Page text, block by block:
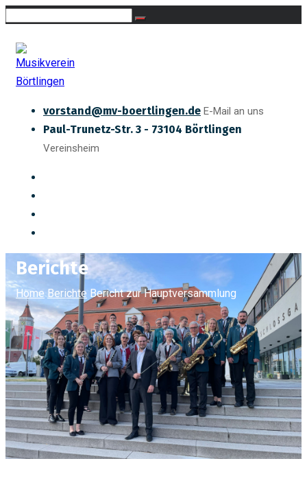
vorstand@mv-boertlingen.de E-Mail an uns
Paul-Trunetz-Str. 3 - 73104 Börtlingen
Vereinsheim
Berichte
Home Berichte Bericht zur Hauptversammlung